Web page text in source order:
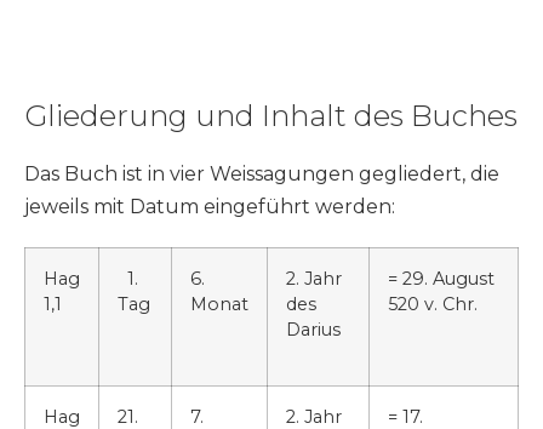
Gliederung und Inhalt des Buches
Das Buch ist in vier Weissagungen gegliedert, die
jeweils mit Datum eingeführt werden:
Hag
1,1
1.
Tag
6.
Monat
2. Jahr
des
Darius
= 29. August
520 v. Chr.
Hag
21.
7.
2. Jahr
= 17.